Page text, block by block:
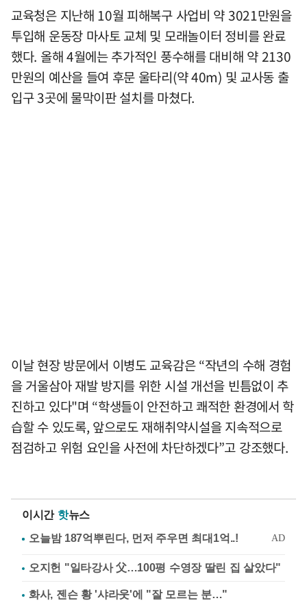
교육청은 지난해 10월 피해복구 사업비 약 3021만원을
투입해 운동장 마사토 교체 및 모래놀이터 정비를 완료
했다. 올해 4월에는 추가적인 풍수해를 대비해 약 2130
만원의 예산을 들여 후문 울타리(약 40m) 및 교사동 출
입구 3곳에 물막이판 설치를 마쳤다.
이날 현장 방문에서 이병도 교육감은 “작년의 수해 경험
을 거울삼아 재발 방지를 위한 시설 개선을 빈틈없이 추
진하고 있다"며 “학생들이 안전하고 쾌적한 환경에서 학
습할 수 있도록, 앞으로도 재해취약시설을 지속적으로
점검하고 위험 요인을 사전에 차단하겠다”고 강조했다.
이시간 핫뉴스
오지헌 "일타강사 父…100평 수영장 딸린 집 살았다"
화사, 젠슨 황 '샤라웃'에 "잘 모르는 분…"